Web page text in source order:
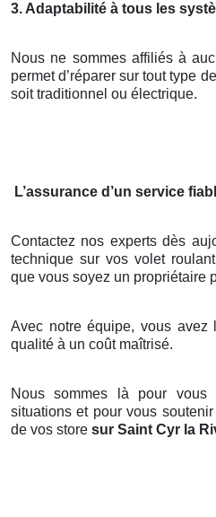
3. Adaptabilité à tous les
Nous ne sommes affiliés à
permet d’réparer sur tout type
soit traditionnel ou électrique.
L’assurance d’un service
Contactez nos experts dès
technique sur vos volet roulant
que vous soyez un propriétaire
Avec notre équipe, vous avez
qualité à un coût maîtrisé.
Nous sommes là pour vous
situations et pour vous
de vos store sur Saint Cyr la